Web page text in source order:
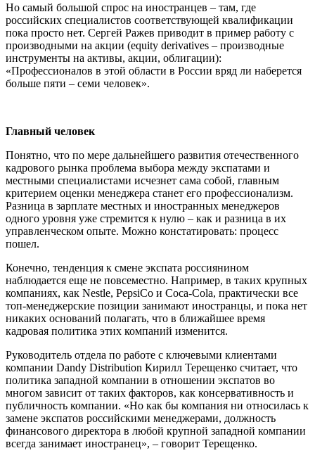
Но самый большой спрос на иностранцев – там, где
российских специалистов соответствующей квалификации
пока просто нет. Сергей Ражев приводит в пример работу с
производными на акции (equity derivatives – производные
инструменты на активы, акции, облигации):
«Профессионалов в этой области в России вряд ли наберется
больше пяти – семи человек».
Главный человек
Понятно, что по мере дальнейшего развития отечественного
кадрового рынка проблема выбора между экспатами и
местными специалистами исчезнет сама собой, главным
критерием оценки менеджера станет его профессионализм.
Разница в зарплате местных и иностранных менеджеров
одного уровня уже стремится к нулю – как и разница в их
управленческом опыте. Можно констатировать: процесс
пошел.
Конечно, тенденция к смене экспата россиянином
наблюдается еще не повсеместно. Например, в таких крупных
компаниях, как Nestle, PepsiCo и Coca-Cola, практически все
топ-менеджерские позиции занимают иностранцы, и пока нет
никаких оснований полагать, что в ближайшее время
кадровая политика этих компаний изменится.
Руководитель отдела по работе с ключевыми клиентами
компании Dandy Distribution Кирилл Терещенко считает, что
политика западной компании в отношении экспатов во
многом зависит от таких факторов, как консервативность и
публичность компании. «Но как бы компания ни относилась к
замене экспатов российскими менеджерами, должность
финансового директора в любой крупной западной компании
всегда занимает иностранец», – говорит Терещенко.